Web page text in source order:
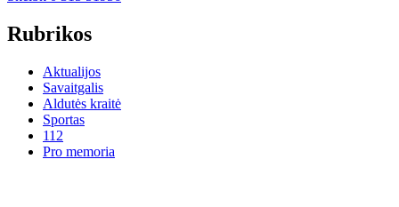
Rubrikos
Aktualijos
Savaitgalis
Aldutės kraitė
Sportas
112
Pro memoria